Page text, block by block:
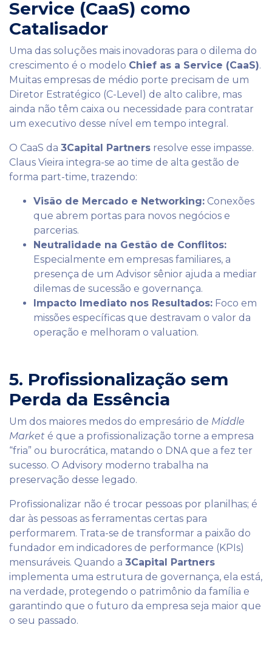
Service (CaaS) como
Catalisador
Uma das soluções mais inovadoras para o dilema do
crescimento é o modelo Chief as a Service (CaaS).
Muitas empresas de médio porte precisam de um
Diretor Estratégico (C-Level) de alto calibre, mas
ainda não têm caixa ou necessidade para contratar
um executivo desse nível em tempo integral.
O CaaS da 3Capital Partners resolve esse impasse.
Claus Vieira integra-se ao time de alta gestão de
forma part-time, trazendo:
Visão de Mercado e Networking: Conexões
que abrem portas para novos negócios e
parcerias.
Neutralidade na Gestão de Conflitos:
Especialmente em empresas familiares, a
presença de um Advisor sênior ajuda a mediar
dilemas de sucessão e governança.
Impacto Imediato nos Resultados: Foco em
missões específicas que destravam o valor da
operação e melhoram o valuation.
5. Profissionalização sem
Perda da Essência
Um dos maiores medos do empresário de Middle
Market é que a profissionalização torne a empresa
“fria” ou burocrática, matando o DNA que a fez ter
sucesso. O Advisory moderno trabalha na
preservação desse legado.
Profissionalizar não é trocar pessoas por planilhas; é
dar às pessoas as ferramentas certas para
performarem. Trata-se de transformar a paixão do
fundador em indicadores de performance (KPIs)
mensuráveis. Quando a 3Capital Partners
implementa uma estrutura de governança, ela está,
na verdade, protegendo o patrimônio da família e
garantindo que o futuro da empresa seja maior que
o seu passado.